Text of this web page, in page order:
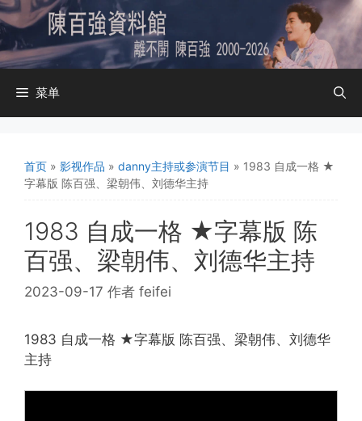
跳
至
内
容
菜单
首页 » 影视作品 » danny主持或参演节目 » 1983 自成一格 ★
字幕版 陈百强、梁朝伟、刘德华主持
1983 自成一格 ★字幕版 陈
百强、梁朝伟、刘德华主持
2023-09-17 作者 feifei
1983 自成一格 ★字幕版 陈百强、梁朝伟、刘德华
主持